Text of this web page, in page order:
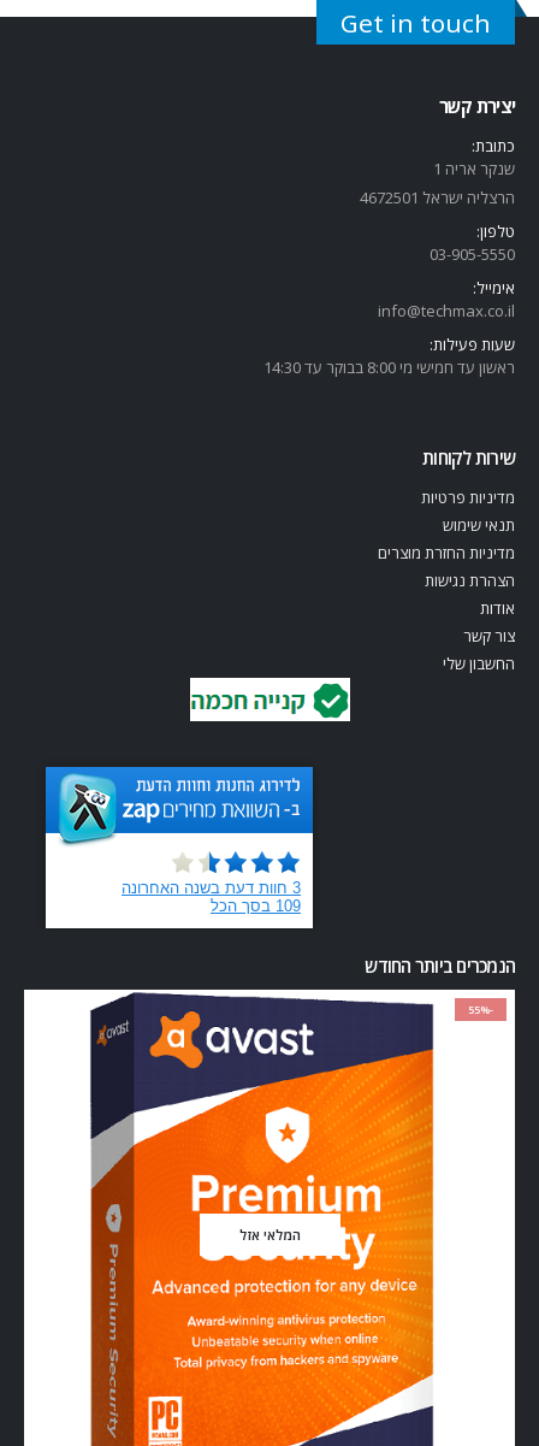
Get in touch
יצירת קשר
כתובת:
שנקר אריה 1
הרצליה ישראל 4672501
טלפון:
03-905-5550
אימייל:
info@techmax.co.il
שעות פעילות:
ראשון עד חמישי מי 8:00 בבוקר עד 14:30
שירות לקוחות
מדיניות פרטיות
תנאי שימוש
מדיניות החזרת מוצרים
הצהרת נגישות
אודות
צור קשר
החשבון שלי
הנמכרים ביותר החודש
-55%
המלאי אזל